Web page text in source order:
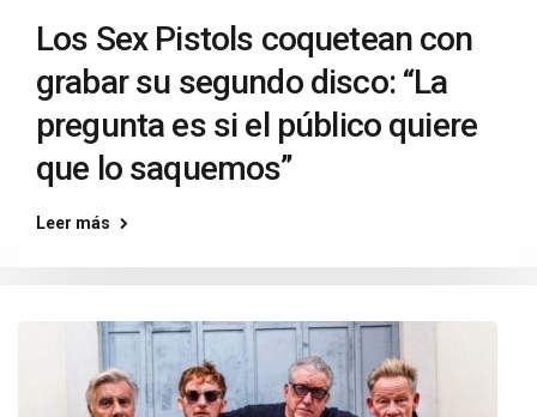
Los Sex Pistols coquetean con
grabar su segundo disco: “La
pregunta es si el público quiere
que lo saquemos”
Leer más